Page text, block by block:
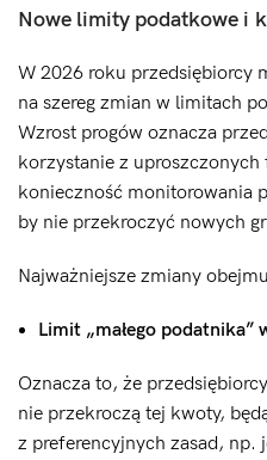
Nowe limity podatkowe i
W 2026 roku przedsiębiorcy
na szereg zmian w limitach
Wzrost progów oznacza
korzystanie z
konieczność monitorowania
by nie przekroczyć nowych
Najważniejsze zmiany
Limit „małego podatnika”
Oznacza to, że
nie przekroczą tej kwoty,
z preferencyjnych zasad, np.